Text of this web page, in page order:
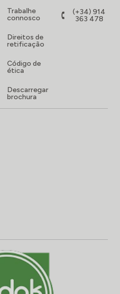
Trabalhe
connosco
Direitos de
retificação
Código de
ética
Descarregar
brochura
(+34) 914
363 478